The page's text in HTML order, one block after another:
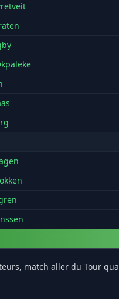
match aller du Tour